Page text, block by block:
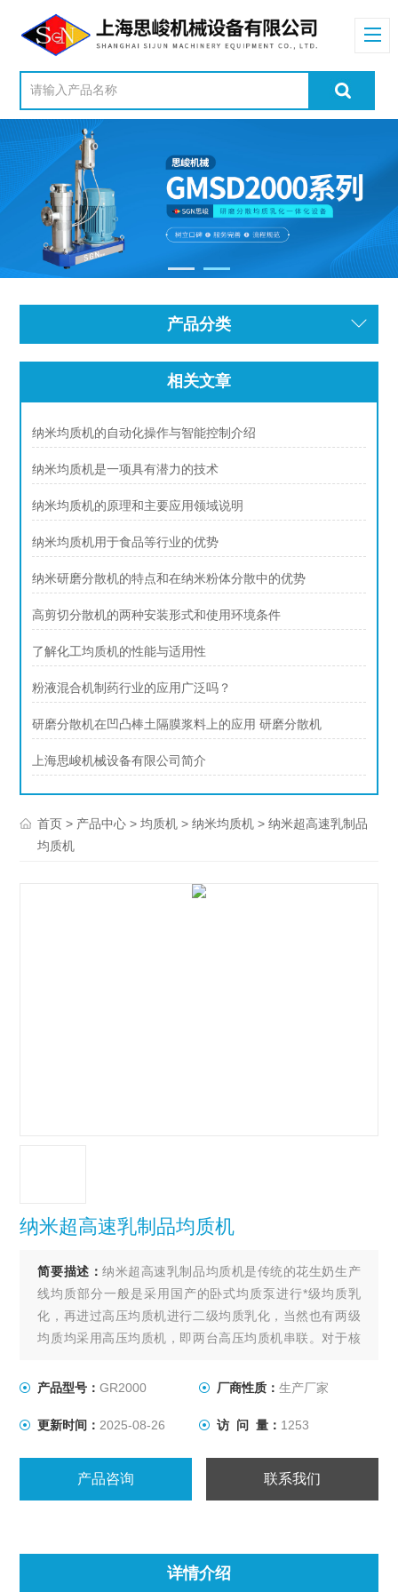
产品分类
相关文章
纳米均质机的自动化操作与智能控制介绍
纳米均质机是一项具有潜力的技术
纳米均质机的原理和主要应用领域说明
纳米均质机用于食品等行业的优势
纳米研磨分散机的特点和在纳米粉体分散中的优势
高剪切分散机的两种安装形式和使用环境条件
了解化工均质机的性能与适用性
粉液混合机制药行业的应用广泛吗？
研磨分散机在凹凸棒土隔膜浆料上的应用 研磨分散机
上海思峻机械设备有限公司简介
首页 > 产品中心 >均质机 >纳米均质机 > 纳米超高速乳制品
均质机
纳米超高速乳制品均质机
简要描述：纳米超高速乳制品均质机是传统的花生奶生产
线均质部分一般是采用国产的卧式均质泵进行*级均质乳
化，再进过高压均质机进行二级均质乳化，当然也有两级
均质均采用高压均质机，即两台高压均质机串联。对于核
的压力大小，压力越好均质效果越好，所以一般大型的乳
压力一般在七八百公斤，而中小型企业考虑设备成本一般
产品型号：GR2000 厂商性质： 生产厂家
更新时间： 2025-08-26 访 问 量： 1253
产品咨询 联系我们
详情介绍